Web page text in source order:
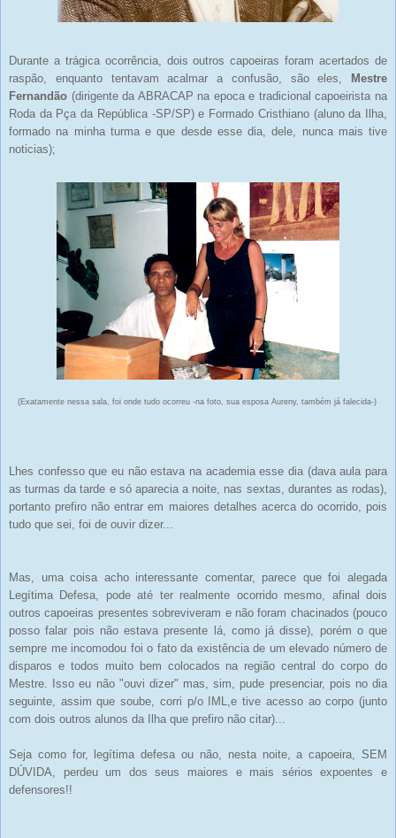
Durante a trágica ocorrência, dois outros capoeiras foram acertados de
raspão, enquanto tentavam acalmar a confusão, são eles,
Mestre
Fernandão (dirigente da ABRACAP na epoca e tradicional capoeirista na
Roda da Pça da República -SP/SP) e Formado Cristhiano (aluno da Ilha,
formado na minha turma e que desde esse dia, dele, nunca mais tive
noticias);
(Exatamente nessa sala, foi onde tudo ocorreu -na foto, sua esposa Aureny, também já falecida-)
Lhes confesso que eu não estava na academia esse dia (dava aula para
as turmas da tarde e só aparecia a noite, nas sextas, durantes as rodas),
portanto prefiro não entrar em maiores detalhes acerca do ocorrido, pois
tudo que sei, foi de ouvir dizer...
Mas, uma coisa acho interessante comentar, parece que foi alegada
Legítima Defesa, pode até ter realmente ocorrido mesmo, afinal dois
outros capoeiras presentes sobreviveram e não foram chacinados (pouco
posso falar pois não estava presente lá, como já disse), porém o que
sempre me incomodou foi o fato da existência de um elevado número de
disparos e todos muito bem colocados na região central do corpo do
Mestre. Isso eu não "ouvi dizer" mas, sim, pude presenciar, pois no dia
seguinte, assim que soube, corri p/o IML,e tive acesso ao corpo (junto
com dois outros alunos da Ilha que prefiro não citar)...
Seja como for, legítima defesa ou não, nesta noite, a capoeira, SEM
DÚVIDA, perdeu um dos seus maiores e mais sérios expoentes e
defensores!!